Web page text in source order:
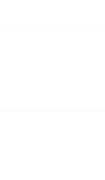
خودمو تو خونه حبس
انگار نه
کردم حالا انظار